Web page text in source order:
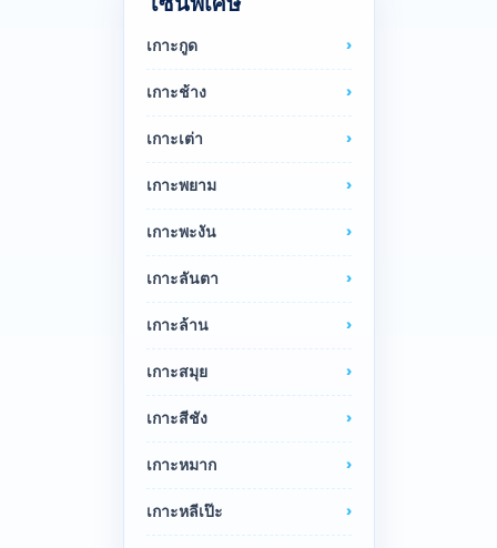
เกาะกูด
เกาะช้าง
เกาะเต่า
เกาะพยาม
เกาะพะงัน
เกาะลันตา
เกาะล้าน
เกาะสมุย
เกาะสีชัง
เกาะหมาก
เกาะหลีเป๊ะ